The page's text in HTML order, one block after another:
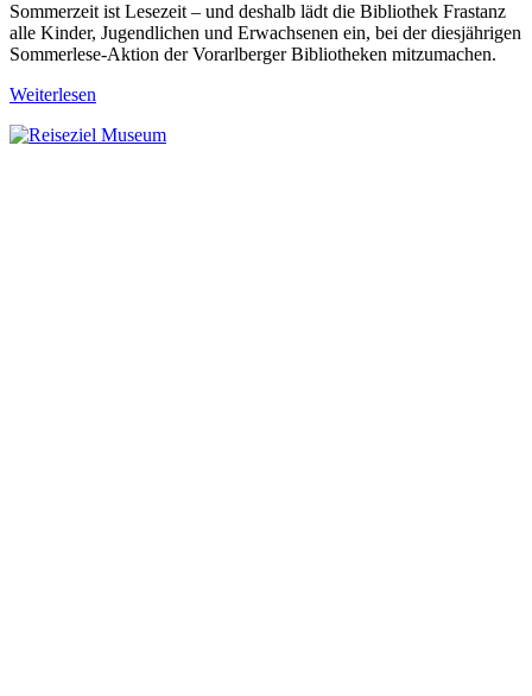
Sommerzeit ist Lesezeit – und deshalb lädt die Bibliothek Frastanz
alle Kinder, Jugendlichen und Erwachsenen ein, bei der diesjährigen
Sommerlese-Aktion der Vorarlberger Bibliotheken mitzumachen.
Weiterlesen